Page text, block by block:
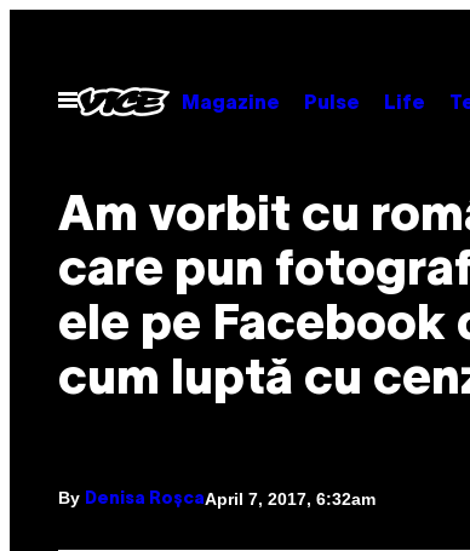
contentOpen
Menu
Magazine Pulse Life
Am vorbit cu
care pun
ele pe Facebook
cum luptă cu
By Denisa RoșcaApril 7, 2017, 6:32am